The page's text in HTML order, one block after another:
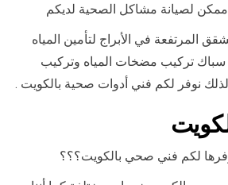
لصيانة مشاكل الصحية لديكم
المرتفعة في الأبراج لتأمين المياه
تركيب مضخات المياه وتركيب
لذلك نوفر لكم فني أدوات صحية بالكويت .
لكم فني صحي بالكويت؟؟؟